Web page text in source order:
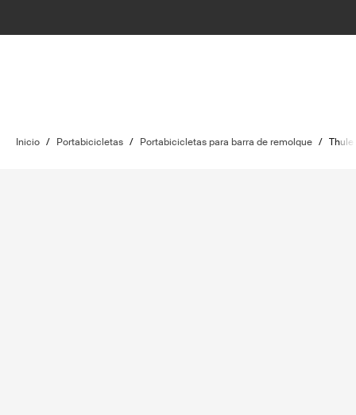
Inicio / Portabicicletas / Portabicicletas para barra de remolque / Thule